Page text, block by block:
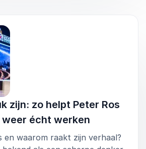
ervaar je hoe soepel
en heb je concrete inzichten
vast te houden.
zijn: zo helpt Peter Ros
écht werken
en waarom raakt zijn verhaal?